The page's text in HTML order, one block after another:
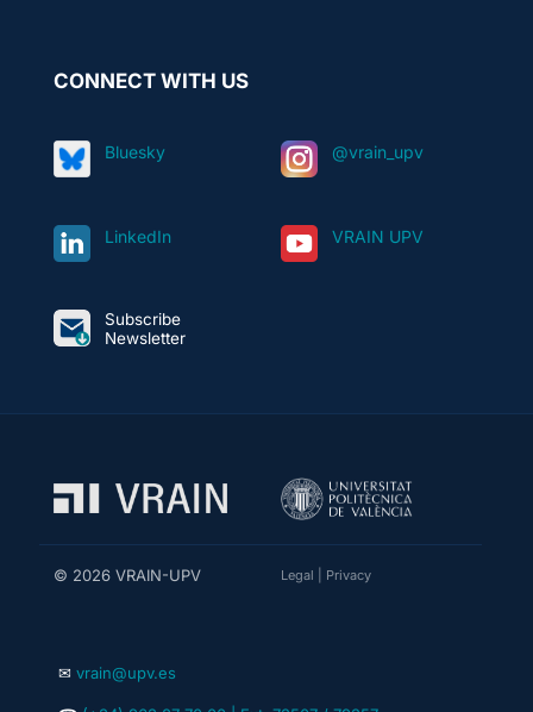
CONNECT WITH US
Bluesky @vrain_upv
LinkedIn VRAIN UPV
Subscribe
Newsletter
© 2026 VRAIN-UPV Legal Privacy
✉ vrain@upv.es